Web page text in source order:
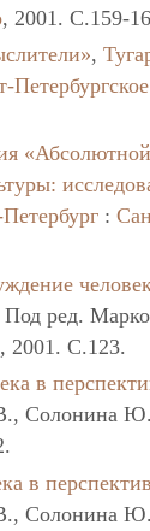
, 2001. C.159-
,
:
Под ред.
, 2001. C.123.
в
Солонина
в
Солонина